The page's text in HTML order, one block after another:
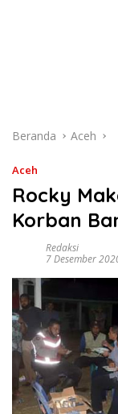
Beranda Aceh
Aceh
Rocky
Korban
Redaksi
7 Desember